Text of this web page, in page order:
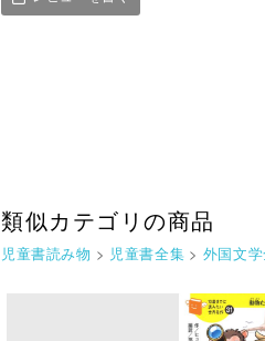
類似カテゴリの商品
児童書読み物 > 児童書全集 > 外国文